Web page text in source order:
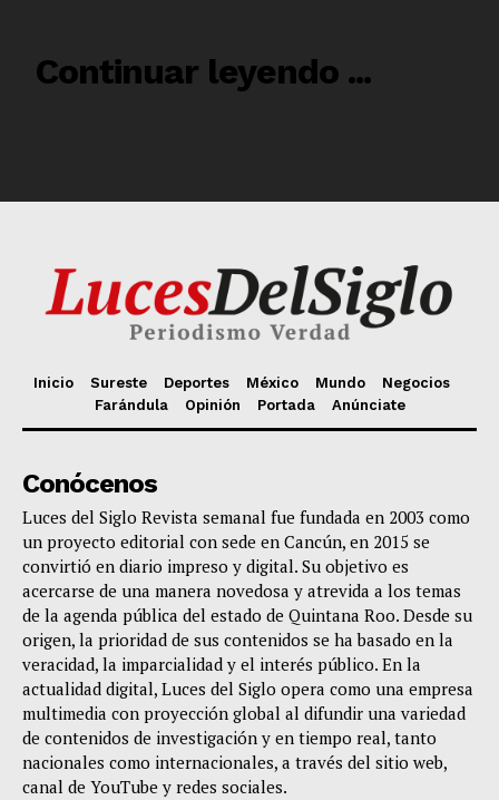
Inicio Sureste Deportes México Mundo
Negocios
Farándula
Opinión Portada Anúnciate
Conócenos
Luces del Siglo Revista semanal fue fundada en 2003 como
un proyecto editorial con sede en Cancún, en 2015 se
convirtió en diario impreso y digital. Su objetivo es
acercarse de una manera novedosa y atrevida a los temas
de la agenda pública del estado de Quintana Roo. Desde su
origen, la prioridad de sus contenidos se ha basado en la
veracidad, la imparcialidad y el interés público. En la
actualidad digital, Luces del Siglo opera como una empresa
multimedia con proyección global al difundir una variedad
de contenidos de investigación y en tiempo real, tanto
nacionales como internacionales, a través del sitio web,
canal de YouTube y redes sociales.